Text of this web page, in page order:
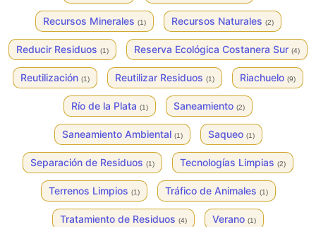
Recursos Minerales (1) Recursos Naturales (2)
Reducir Residuos (1) Reserva Ecológica Costanera Sur (4)
Reutilización (1) Reutilizar Residuos (1) Riachuelo (9)
Río de la Plata (1) Saneamiento (2)
Saneamiento Ambiental (1) Saqueo (1)
Separación de Residuos (1) Tecnologías Limpias (2)
Terrenos Limpios (1) Tráfico de Animales (1)
Tratamiento de Residuos (4) Verano (1)